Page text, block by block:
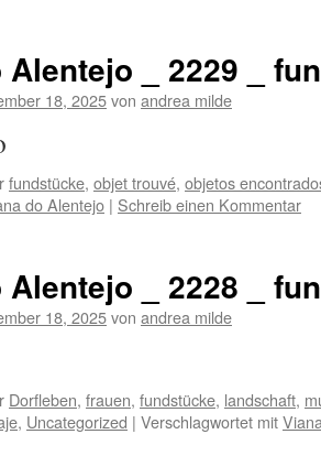
Alentejo _ 2229 _
18, 2025von andrea milde
Bravo
fundstücke, objet trouvé, objetos
do Alentejo | Schreib einen Kommentar
Alentejo _ 2228 _
18, 2025von andrea milde
Dorfleben, frauen, fundstücke, landschaft,
, Uncategorized | Verschlagwortet mit